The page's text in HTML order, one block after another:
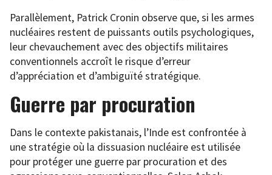
Parallèlement, Patrick Cronin observe que, si les armes
nucléaires restent de puissants outils psychologiques,
leur chevauchement avec des objectifs militaires
conventionnels accroît le risque d’erreur
d’appréciation et d’ambiguïté stratégique.
Guerre par procuration
Dans le contexte pakistanais, l’Inde est confrontée à
une stratégie où la dissuasion nucléaire est utilisée
pour protéger une guerre par procuration et des